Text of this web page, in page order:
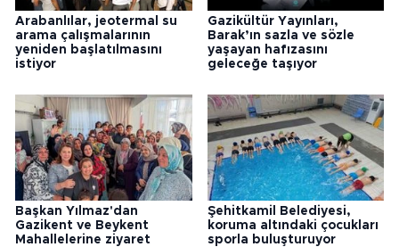
Arabanlılar, jeotermal su
arama çalışmalarının
yeniden başlatılmasını
istiyor
Gazikültür Yayınları,
Barak’ın sazla ve sözle
yaşayan hafızasını
geleceğe taşıyor
Başkan Yılmaz'dan
Gazikent ve Beykent
Mahallelerine ziyaret
Şehitkamil Belediyesi,
koruma altındaki çocukları
sporla buluşturuyor